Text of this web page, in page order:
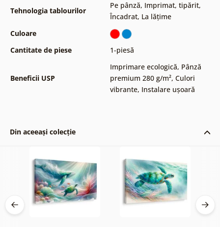
Tehnologia tablourilor
Pe pânză, Imprimat, tipărit,
Încadrat, La lățime
Culoare
Cantitate de piese
1-piesă
Beneficii USP
Imprimare ecologică, Pânză
premium 280 g/m², Culori
vibrante, Instalare ușoară
Din aceeași colecție